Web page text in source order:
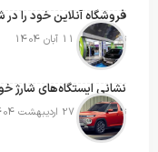
فروشگاه آنلاین خود را در
تاریخ انتشار: 11 آبان 1404
نشانی ایستگاه‌های شارژ
تاریخ انتشار: 27 اردیبهشت 1404